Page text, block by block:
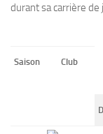
durant sa carrière de
Saison Club